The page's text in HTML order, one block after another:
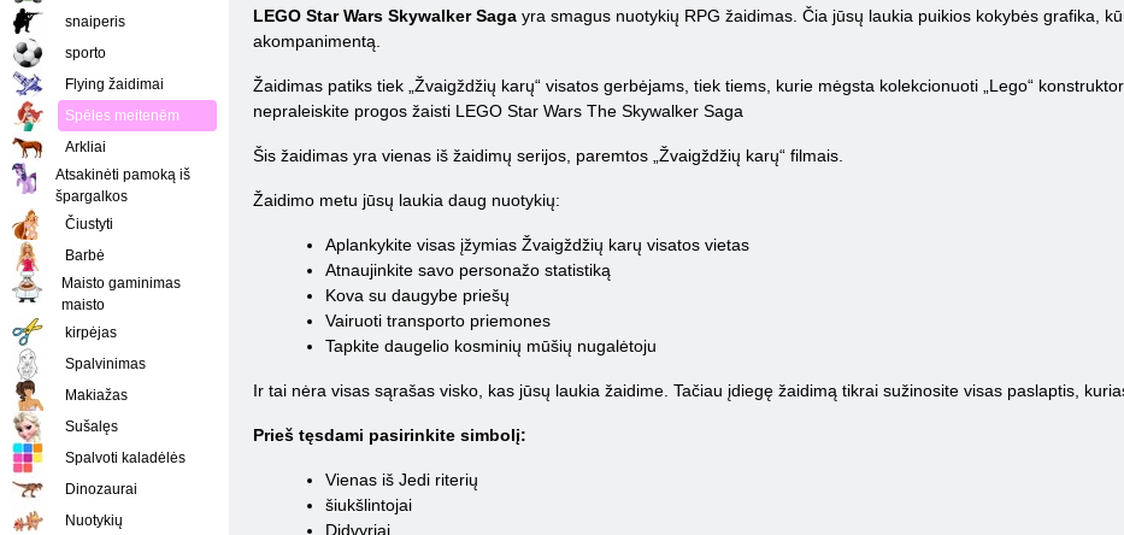
LEGO Star Wars Skywalker Saga yra smagus nuotykių RPG žaidimas. Čia jūsų laukia puikios kokybės grafika,
akompanimentą.
Žaidimas patiks tiek „Žvaigždžių karų“ visatos gerbėjams, tiek tiems, kurie mėgsta kolekcionuoti „Lego“
nepraleiskite progos žaisti LEGO Star Wars The Skywalker Saga
Šis žaidimas yra vienas iš žaidimų serijos, paremtos „Žvaigždžių karų“ filmais.
Žaidimo metu jūsų laukia daug nuotykių:
Aplankykite visas įžymias Žvaigždžių karų visatos vietas
Atnaujinkite savo personažo statistiką
Kova su daugybe priešų
Vairuoti transporto priemones
Tapkite daugelio kosminių mūšių nugalėtoju
Ir tai nėra visas sąrašas visko, kas jūsų laukia žaidime. Tačiau įdiegę žaidimą tikrai sužinosite visas paslaptis,
Prieš tęsdami pasirinkite simbolį:
Vienas iš Jedi riterių
šiukšlintojai
Didvyriai
snaiperis
sporto
Flying žaidimai
Spēles meitenēm
Arkliai
Atsakinėti pamoką iš
špargalkos
Čiustyti
Barbė
Maisto gaminimas
maisto
kirpėjas
Spalvinimas
Makiažas
Sušalęs
Spalvoti kaladėlės
Dinozaurai
Nuotykių